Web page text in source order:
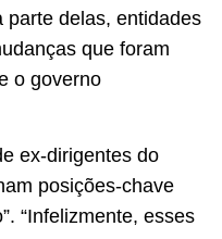
delas, entidades
que foram
o governo
ex-dirigentes do
posições-chave
“Infelizmente, esses